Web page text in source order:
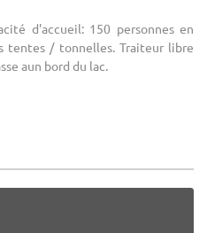
d'accueil: 150 personnes en
tentes / tonnelles. Traiteur libre
aun bord du lac.